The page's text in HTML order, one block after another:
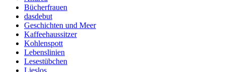
Bücherfrauen
dasdebut
Geschichten und Meer
Kaffeehaussitzer
Kohlenspott
Lebenslinien
Lesestübchen
Lieslos